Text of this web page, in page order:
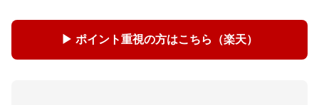
▶ ポイント重視の方はこちら（楽天）